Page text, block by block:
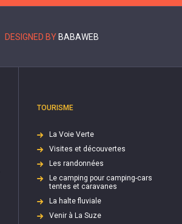
DESIGNED BY BABAWEB
TOURISME
La Voie Verte
Visites et découvertes
Les randonnées
Le camping pour camping-cars
tentes et caravanes
La halte fluviale
Venir à La Suze